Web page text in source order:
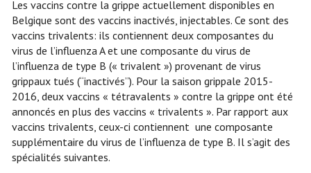
Les vaccins contre la grippe actuellement disponibles en
Belgique sont des vaccins inactivés, injectables. Ce sont des
vaccins trivalents: ils contiennent deux composantes du
virus de l’influenza A et une composante du virus de
l’influenza de type B (« trivalent ») provenant de virus
grippaux tués (“inactivés”). Pour la saison grippale 2015-
2016, deux vaccins « tétravalents » contre la grippe ont été
annoncés en plus des vaccins « trivalents ». Par rapport aux
vaccins trivalents, ceux-ci contiennent une composante
supplémentaire du virus de l’influenza de type B. Il s’agit des
spécialités suivantes.